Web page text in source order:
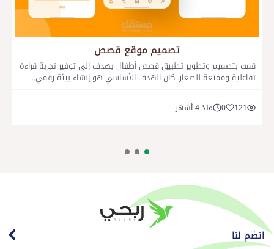
تصميم موقع قصص
قمت بتصميم وتطوير تطبيق قصص أطفال يهدف إلى توفير تجربة قراءة
تفاعلية وممتعة للصغار. كان الهدف الأساسي هو إنشاء بيئة رقمي...
121
0 منذ 4 أشهر
انضم لنا